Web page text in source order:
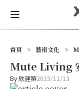
首頁 > 藝術文化 >
Mute Living
By欣建築2015/11/13